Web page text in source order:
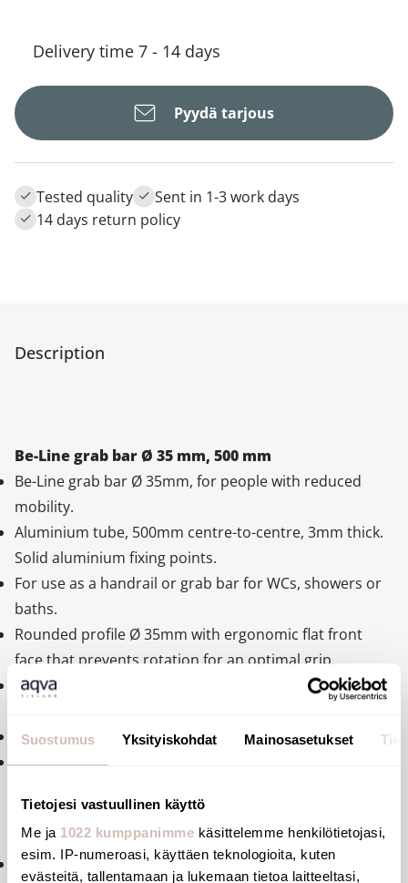
Suostumus Yksityiskohdat Mainosasetukset
Tietojesi vastuullinen käyttö
Me ja 1022 kumppanimme käsittelemme henkilötietojasi,
esim. IP-numeroasi, käyttäen teknologioita, kuten
evästeitä, tallentamaan ja lukemaan tietoa laitteeltasi,
Delivery time 7 - 14 days
Pyydä tarjous
Tested quality
Sent in 1-3 work days
14 days return policy
Description
Be-Line grab bar Ø 35 mm, 500 mm
Be-Line grab bar Ø 35mm, for people with reduced
mobility.
Aluminium tube, 500mm centre-to-centre, 3mm thick.
Solid aluminium fixing points.
For use as a handrail or grab bar for WCs, showers or
baths.
Rounded profile Ø 35mm with ergonomic flat front
face that prevents rotation for an optimal grip.
Matte white powder-coated aluminium finish provides
Uniform surface for easy maintenance and hygiene.
38mm gap between the bar and the wall:minimal space
wall, reducing the risk of fracture in case of loss of
balance.
Concealed fixings.